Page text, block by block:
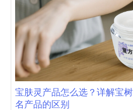
宝肤灵产品怎么选？详解宝
名产品的区别